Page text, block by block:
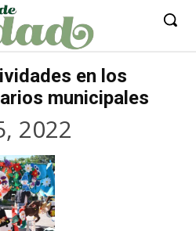
en los
municipales
2022